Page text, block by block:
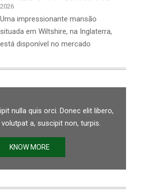
2026
Uma impressionante mansão
situada em Wiltshire, na Inglaterra,
está disponível no mercado
nulla quis orci. Donec elit libero,
a, suscipit non, turpis.
KNOW MORE